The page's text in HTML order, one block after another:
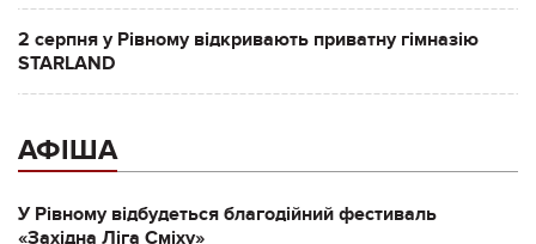
2 серпня у Рівному відкривають приватну гімназію
STARLAND
АФІША
У Рівному відбудеться благодійний фестиваль
«Західна Ліга Сміху»